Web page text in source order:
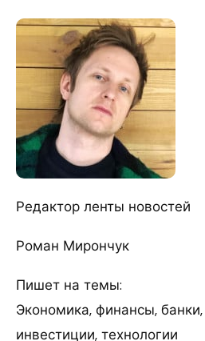
Редактор ленты новостей
Роман Мирончук
Пишет на темы:
Экономика, финансы,
инвестиции, технологии